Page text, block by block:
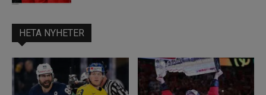
HETA NYHETER